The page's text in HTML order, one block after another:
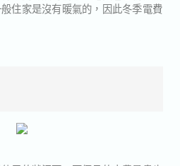
住家是沒有暖氣的，因此冬季電費